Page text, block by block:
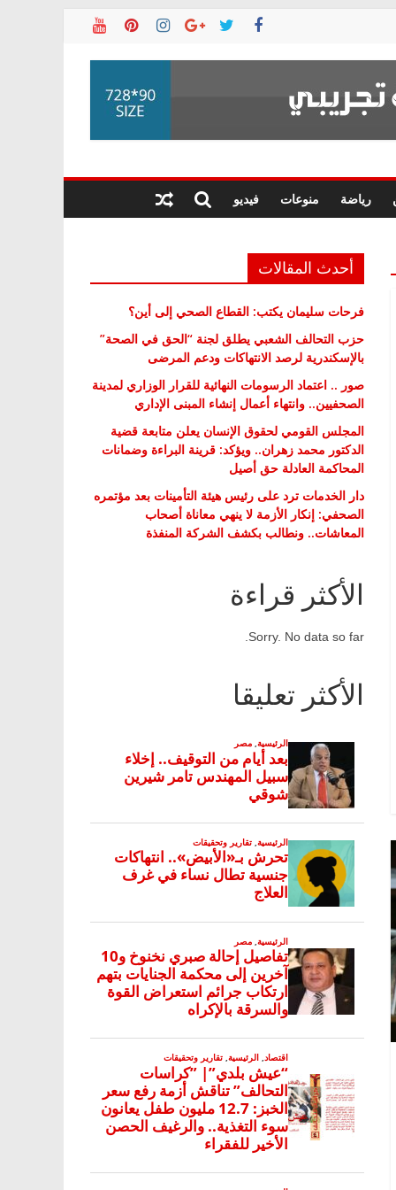
رياضة منوعات فيديو
أحدث المقالات
فرحات سليمان يكتب: القطاع الصحي إلى أين؟
حزب التحالف الشعبي يطلق لجنة “الحق في الصحة”
بالإسكندرية لرصد الانتهاكات ودعم المرضى
صور .. اعتماد الرسومات النهائية للقرار الوزاري لمدينة
الصحفيين.. وانتهاء أعمال إنشاء المبنى الإداري
المجلس القومي لحقوق الإنسان يعلن متابعة قضية
الدكتور محمد زهران.. ويؤكد: قرينة البراءة وضمانات
المحاكمة العادلة حق أصيل
دار الخدمات ترد على رئيس هيئة التأمينات بعد مؤتمره
الصحفي: إنكار الأزمة لا ينهي معاناة أصحاب
المعاشات.. ونطالب بكشف الشركة المنفذة
الأكثر قراءة
Sorry. No data so far.
الأكثر تعليقا